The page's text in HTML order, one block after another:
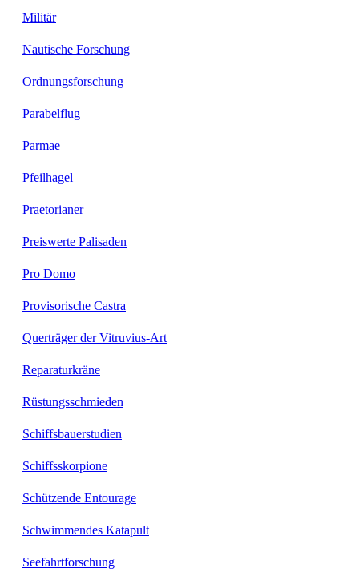
Militär
Nautische Forschung
Ordnungsforschung
Parabelflug
Parmae
Pfeilhagel
Praetorianer
Preiswerte Palisaden
Pro Domo
Provisorische Castra
Querträger der Vitruvius-Art
Reparaturkräne
Rüstungsschmieden
Schiffsbauerstudien
Schiffsskorpione
Schützende Entourage
Schwimmendes Katapult
Seefahrtforschung